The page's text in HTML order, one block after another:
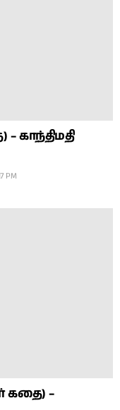
காந்திமதி
PM
கதை) –